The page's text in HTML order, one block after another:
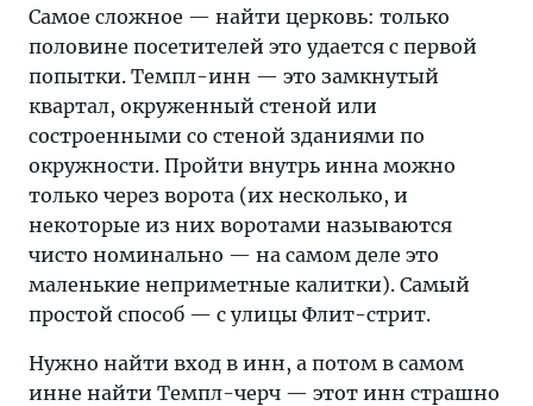
Самое сложное — найти церковь: только
половине посетителей это удается с первой
попытки. Темпл-инн — это замкнутый
квартал, окруженный стеной или
состроенными со стеной зданиями по
окружности. Пройти внутрь инна можно
только через ворота (их несколько, и
некоторые из них воротами называются
чисто номинально — на самом деле это
маленькие неприметные калитки). Самый
простой способ — с улицы Флит-стрит.
Нужно найти вход в инн, а потом в самом
инне найти Темпл-черч — этот инн страшно